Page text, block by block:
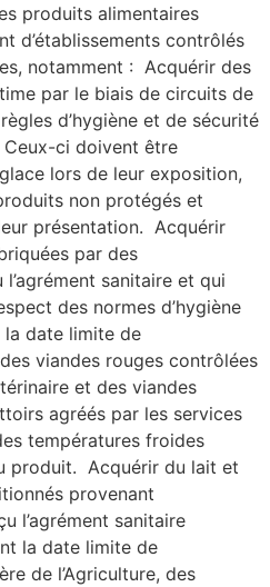
produits alimentaires
d’établissements contrôlés
notamment : Acquérir des
par le biais de circuits de
d’hygiène et de sécurité
Ceux-ci doivent être
lors de leur exposition,
non protégés et
présentation. Acquérir
par des
sanitaire et qui
des normes d’hygiène
date limite de
viandes rouges contrôlées
et des viandes
agréés par les services
températures froides
produit. Acquérir du lait et
provenant
l’agrément sanitaire
la date limite de
de l’Agriculture, des